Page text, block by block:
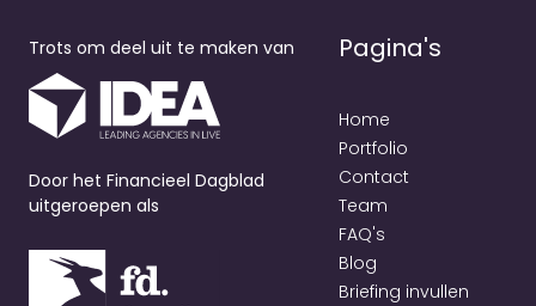
Trots om deel uit te maken van
Door het Financieel Dagblad
uitgeroepen als
Pagina's
Home
Portfolio
Contact
Team
FAQ's
Blog
Briefing invullen